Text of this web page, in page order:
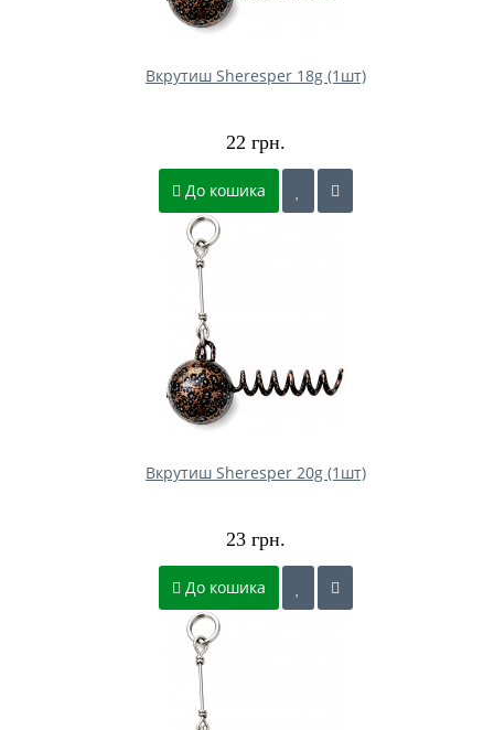
Вкрутиш Sheresper 18g (1шт)
22 грн.
До кошика
Вкрутиш Sheresper 20g (1шт)
23 грн.
До кошика